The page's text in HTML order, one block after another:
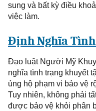
sung và bất kỳ điều
việc làm.
Định Nghĩa
Đạo luật Người Mỹ
nghĩa tình trạng khuyết
ủng hộ phạm vi bảo vệ
Tuy nhiên, không phải
được bảo vệ khỏi phân